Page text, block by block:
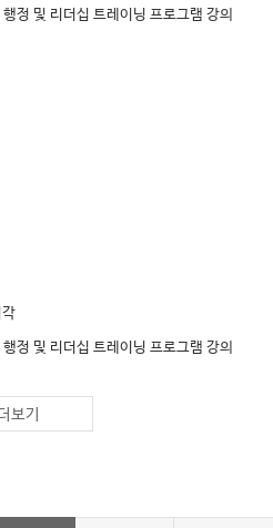
정 및 리더십 트레이닝 프로그램 강의
정 및 리더십 트레이닝 프로그램 강의
보기